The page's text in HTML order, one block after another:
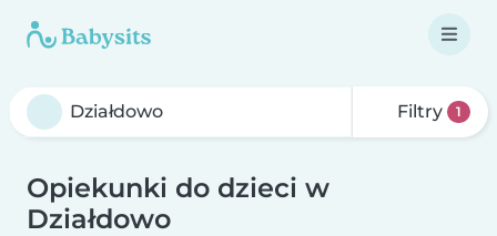
Filtry 1
Opiekunki do dzieci w
Działdowo